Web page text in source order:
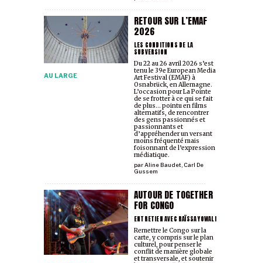
RETOUR SUR L’EMAF
2026
LES CONDITIONS DE LA
SUBVERSION
AU LARGE
parAline Baudet Carl De
Gussem
Du 22 au 26 avril 2026 s’est
tenu le 39e European Media
Art Festival (EMAF) à
Osnabrück, en Allemagne.
L’occasion pour La Pointe
de se frotter à ce qui se fait
de plus… pointu en films
alternatifs, de rencontrer
des gens passionnés et
passionnants et
d’appréhender un versant
moins fréquenté mais
foisonnant de l’expression
médiatique.
AUTOUR DE TOGETHER
FOR CONGO
ENTRETIEN AVEC RAÏSSA YOWALI
Remettre le Congo sur la
carte, y compris sur le plan
culturel, pour penser le
conflit de manière globale
et transversale, et soutenir